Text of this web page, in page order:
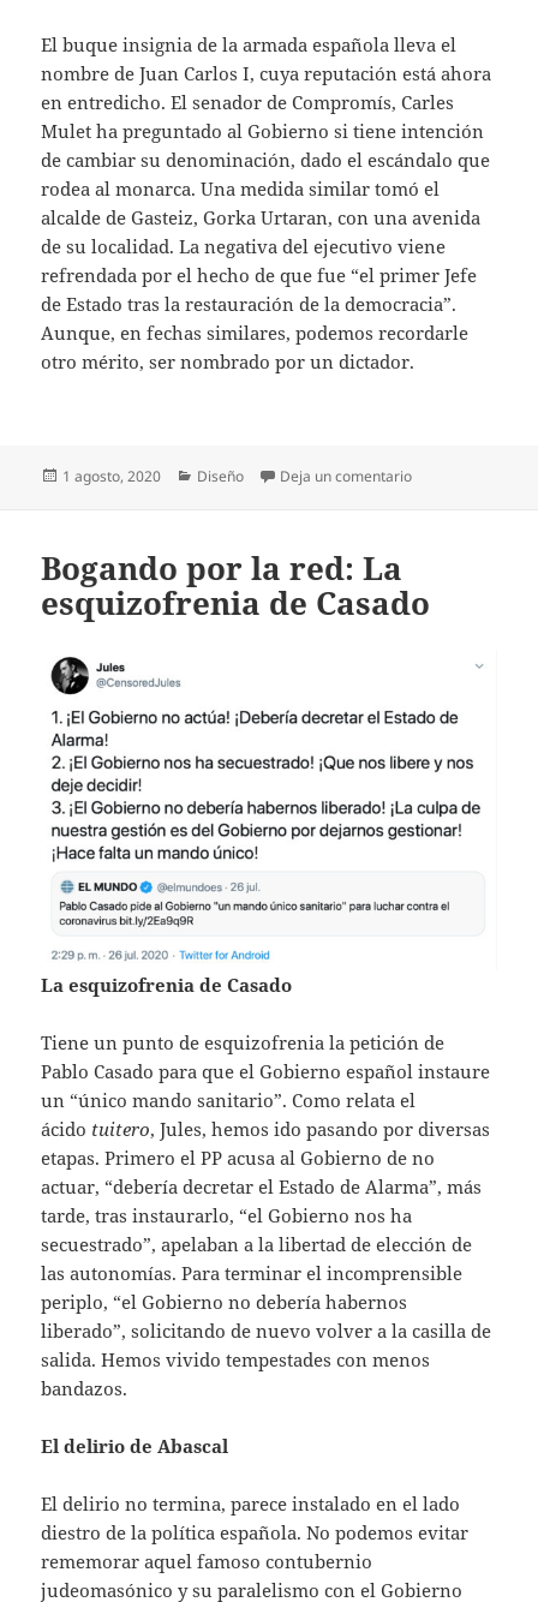
El buque insignia de la armada española lleva el
nombre de Juan Carlos I, cuya reputación está ahora
en entredicho. El senador de Compromís, Carles
Mulet ha preguntado al Gobierno si tiene intención
de cambiar su denominación, dado el escándalo que
rodea al monarca. Una medida similar tomó el
alcalde de Gasteiz, Gorka Urtaran, con una avenida
de su localidad. La negativa del ejecutivo viene
refrendada por el hecho de que fue “el primer Jefe
de Estado tras la restauración de la democracia”.
Aunque, en fechas similares, podemos recordarle
otro mérito, ser nombrado por un dictador.
Publicado
1 agosto, 2020 Categorías
Diseño Deja un comentarioen Bogando por
Bogando por la red: La
esquizofrenia de Casado
La esquizofrenia de Casado
Tiene un punto de esquizofrenia la petición de
Pablo Casado para que el Gobierno español instaure
un “único mando sanitario”. Como relata el
ácido tuitero, Jules, hemos ido pasando por diversas
etapas. Primero el PP acusa al Gobierno de no
actuar, “debería decretar el Estado de Alarma”, más
tarde, tras instaurarlo, “el Gobierno nos ha
secuestrado”, apelaban a la libertad de elección de
las autonomías. Para terminar el incomprensible
periplo, “el Gobierno no debería habernos
liberado”, solicitando de nuevo volver a la casilla de
salida. Hemos vivido tempestades con menos
bandazos.
El delirio de Abascal
El delirio no termina, parece instalado en el lado
diestro de la política española. No podemos evitar
rememorar aquel famoso contubernio
judeomasónico y su paralelismo con el Gobierno